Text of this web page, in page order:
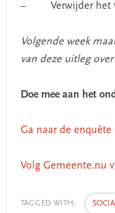
– Verwijder het
Volgende week
van deze uitleg
Doe mee aan het
Ga naar de
Volg Gemeente.nu
TAGGED WITH: